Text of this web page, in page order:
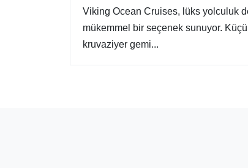
Viking Ocean Cruises, lüks yolculuk
mükemmel bir seçenek sunuyor.
kruvaziyer gemi...